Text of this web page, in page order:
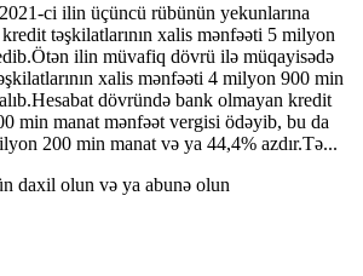
ci ilin üçüncü rübünün yekunlarına
təşkilatlarının xalis mənfəəti 5 milyon
ilin müvafiq dövrü ilə müqayisədə
xalis mənfəəti 4 milyon 900 min
dövründə bank olmayan kredit
min manat mənfəət vergisi ödəyib, bu da
200 min manat və ya 44,4% azdır.Tə...
daxil olun və ya abunə olun